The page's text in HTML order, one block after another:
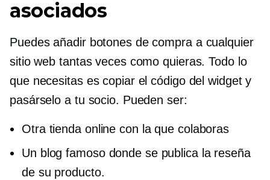
asociados
Puedes añadir botones de compra a cualquier
sitio web tantas veces como quieras. Todo lo
que necesitas es copiar el código del widget y
pasárselo a tu socio. Pueden ser:
Otra tienda online con la que colaboras
Un blog famoso donde se publica la reseña
de su producto.